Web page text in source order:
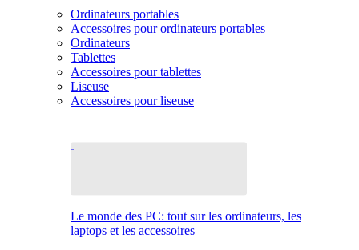
Ordinateurs portables
Accessoires pour ordinateurs portables
Ordinateurs
Tablettes
Accessoires pour tablettes
Liseuse
Accessoires pour liseuse
Le monde des PC: tout sur les ordinateurs, les
laptops et les accessoires